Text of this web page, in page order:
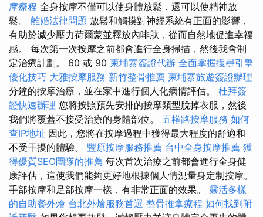
摩療程 全身按摩不僅可以使身體放鬆，還可以使精神放
鬆。 離婚法律問題 放鬆和觸摸對神經系統有正面的影響，
有助於減少壓力荷爾蒙並釋放內啡肽，從而自然地促進幸福
感。 每次第一次按摩之前都會進行全身掃描，然後我會制
定治療計劃。 60 或 90 柬埔寨簽證代辦 全面掌握搜尋引擎
優化技巧 大雅按摩服務 新竹整骨推薦 柬埔寨旅遊簽證辦理
分鐘的按摩治療，並在家中進行個人化病情評估。 杜拜簽
證快速辦理 您將按照預先安排的按摩類型脫掉衣服，然後
我們將覆蓋不接受治療的身體部位。 五權路按摩服務 如何
查IP地址 因此，您將在按摩過程中獲得最大程度的舒適和
不受干擾的體驗。 豐原按摩服務推薦 台中全身按摩推薦 獲
得優質SEO團隊的推薦 每次首次治療之前都會進行全身健
康評估，這使我們能夠更好地根據個人情況量身定制按摩。
手部按摩和足部按摩一樣，有非常正面的效果。 靈活多樣
的自助餐外燴 台北外燴服務首選 整骨推拿療程 如何找到附